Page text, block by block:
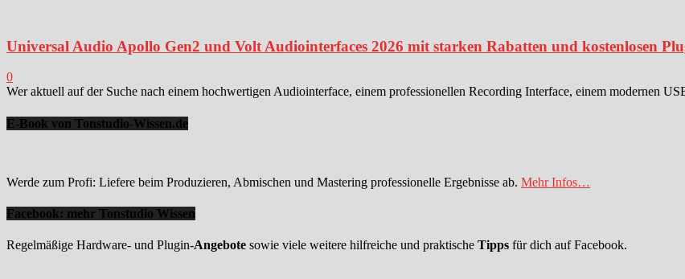
Universal Audio Apollo Gen2 und Volt Audiointerfaces 2026 mit starken Rabatten und kostenlosen
0
Wer aktuell auf der Suche nach einem hochwertigen Audiointerface, einem professionellen Recording Interface, einem modernen
E-Book von Tonstudio-Wissen.de
Werde zum Profi: Liefere beim Produzieren, Abmischen und Mastering professionelle Ergebnisse ab. Mehr Infos…
Facebook: mehr Tonstudio Wissen
Regelmäßige Hardware- und Plugin-Angebote sowie viele weitere hilfreiche und praktische Tipps für dich auf Facebook.